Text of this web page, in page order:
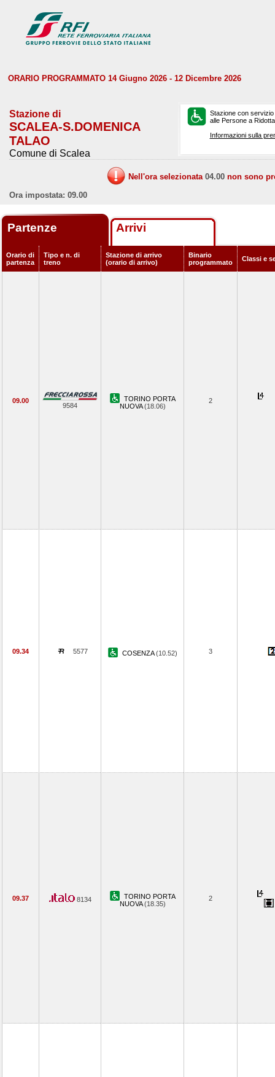
ORARIO PROGRAMMATO 14 Giugno 2026 - 12 Dicembre 2026
Stazione di
SCALEA-S.DOMENICA
TALAO
Comune di Scalea
Stazione con
alle Persone a
Informazioni sulla
Nell'ora selezionata 04.00 non sono
Ora impostata: 09.00
Partenze Arrivi
Orario di
partenza
Tipo e n. di
treno
Stazione di arrivo
(orario di arrivo)
Binario
programmato
Classi e
09.00
9584
TORINO PORTA
NUOVA(18.06)
2
09.34 5577 COSENZA(10.52) 3
09.37 8134
TORINO PORTA
NUOVA(18.35)
2